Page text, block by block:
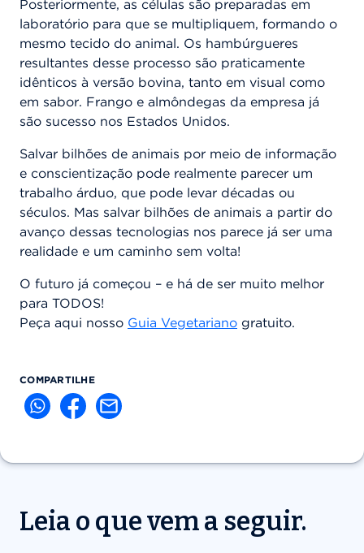
Posteriormente, as células são preparadas em
laboratório para que se multipliquem, formando o
mesmo tecido do animal. Os hambúrgueres
resultantes desse processo são praticamente
idênticos à versão bovina, tanto em visual como
em sabor. Frango e almôndegas da empresa já
são sucesso nos Estados Unidos.
Salvar bilhões de animais por meio de informação
e conscientização pode realmente parecer um
trabalho árduo, que pode levar décadas ou
séculos. Mas salvar bilhões de animais a partir do
avanço dessas tecnologias nos parece já ser uma
realidade e um caminho sem volta!
O futuro já começou – e há de ser muito melhor
para TODOS!
Peça aqui nosso Guia Vegetariano gratuito.
COMPARTILHE
Leia o que vem a seguir.